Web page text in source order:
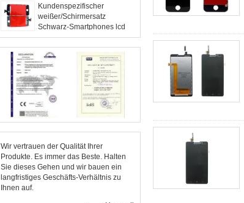
Kundenspezifischer
weißer/Schirmersatz
Schwarz-Smartphones lcd
mit Versammlung für
Iphone4
Wir vertrauen der Qualität Ihrer
Produkte. Es immer das Beste. Halten
Sie dieses Gehen und wir bauen ein
langfristiges Geschäfts-Verhältnis zu
Ihnen auf.